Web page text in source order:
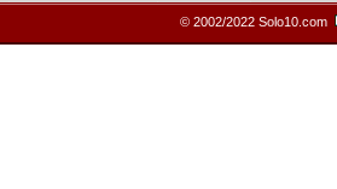
© 2002/2022 Solo10.com